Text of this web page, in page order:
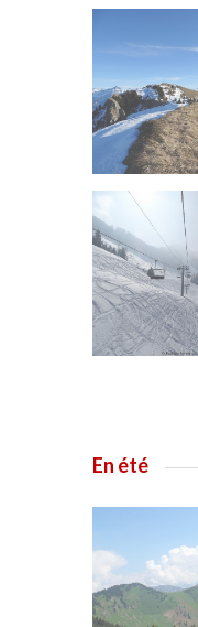
En été